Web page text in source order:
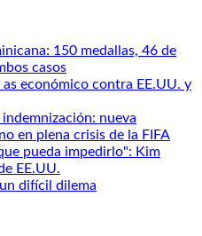
150 medallas, 46 de
casos
económico contra EE.UU. y
nueva
en plena crisis de la FIFA
pueda impedirlo": Kim
EE.UU.
difícil dilema